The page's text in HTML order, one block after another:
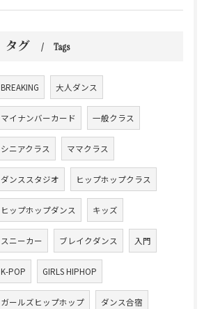
タグ Tags
BREAKING 大人ダンス
マイナンバーカード 一般クラス
シニアクラス ママクラス
ダンススタジオ ヒップホップクラス
ヒップホップダンス キッズ
スニーカー ブレイクダンス 入門
K-POP GIRLS HIPHOP
ガールズヒップホップ ダンス合宿